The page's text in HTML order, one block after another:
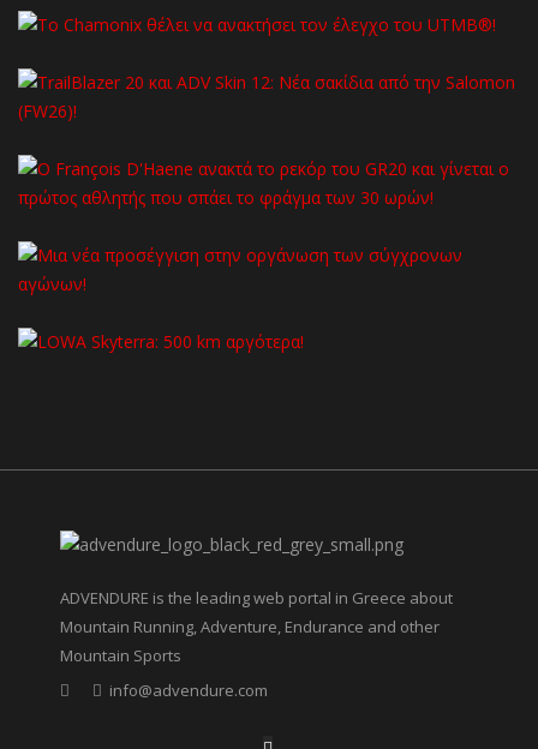
ADVENDURE is the leading web portal in Greece about
Mountain Running, Adventure, Endurance and other
Mountain Sports
info@advendure.com